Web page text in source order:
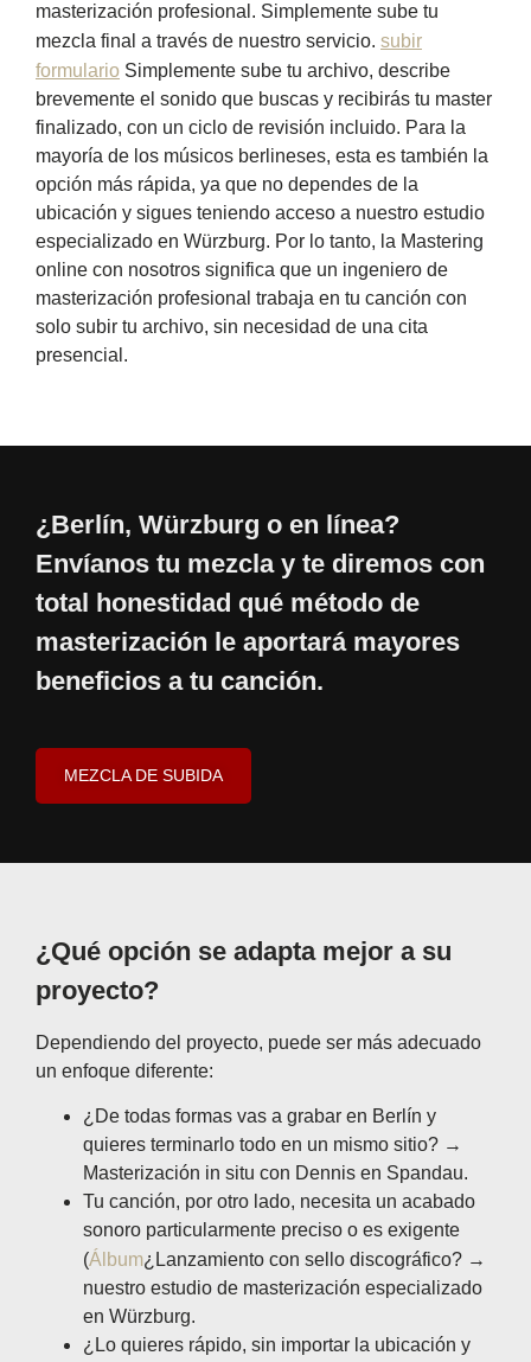
masterización profesional. Simplemente sube tu
mezcla final a través de nuestro servicio. subir
formulario Simplemente sube tu archivo, describe
brevemente el sonido que buscas y recibirás tu master
finalizado, con un ciclo de revisión incluido. Para la
mayoría de los músicos berlineses, esta es también la
opción más rápida, ya que no dependes de la
ubicación y sigues teniendo acceso a nuestro estudio
especializado en Würzburg. Por lo tanto, la Mastering
online con nosotros significa que un ingeniero de
masterización profesional trabaja en tu canción con
solo subir tu archivo, sin necesidad de una cita
presencial.
¿Berlín, Würzburg o en línea?
Envíanos tu mezcla y te diremos con
total honestidad qué método de
masterización le aportará mayores
beneficios a tu canción.
MEZCLA DE SUBIDA
¿Qué opción se adapta mejor a su
proyecto?
Dependiendo del proyecto, puede ser más adecuado
un enfoque diferente:
¿De todas formas vas a grabar en Berlín y
quieres terminarlo todo en un mismo sitio? →
Masterización in situ con Dennis en Spandau.
Tu canción, por otro lado, necesita un acabado
sonoro particularmente preciso o es exigente
(Álbum¿Lanzamiento con sello discográfico? →
nuestro estudio de masterización especializado
en Würzburg.
¿Lo quieres rápido, sin importar la ubicación y